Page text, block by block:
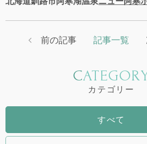
前の記事 記事一覧
カテゴリー
すべて